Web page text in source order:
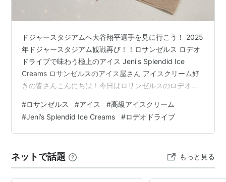
ドジャースタジアムへ大谷翔平選手を見に行こう！ 2025
年ドジャースタジアム観戦再び！！ロサンゼルス ロデオ
ドライブで味わう極上のアイス Jeni's Splendid Ice
Creams ロサンゼルスのアイス屋さん アイスクリーム好
きの皆さんこんにちは！今日はロサンゼルスのロデオド
介します。お店の名前は「Jeni’s Splendid Ice
Creams（ジェニーズ・スプレンディッド・アイスクリー
ムズ）」です。 Jeni’s Splendid Ice Creamsは、オハイ
ロサンゼルス…
#ロサンゼルス #アイス #高級アイスクリーム
#Jeni’s Splendid Ice Creams #ロデオドライブ
ネットで話題 もっと見る